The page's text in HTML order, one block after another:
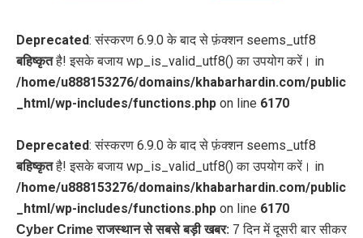
Deprecated: संस्करण 6.9.0 के बाद से फ़ंक्शन seems_utf8
बहिष्कृतहै! इसके बजाय wp_is_valid_utf8() का उपयोग करें। in
/home/u888153276/domains/khabarhardin.com/public
_html/wp-includes/functions.php on line 6170
Deprecated: संस्करण 6.9.0 के बाद से फ़ंक्शन seems_utf8
बहिष्कृतहै! इसके बजाय wp_is_valid_utf8() का उपयोग करें। in
/home/u888153276/domains/khabarhardin.com/public
_html/wp-includes/functions.php on line 6170
Cyber Crime राजस्थान से सबसे बड़ी खबर: 7 दिन में दूसरी बार सीकर